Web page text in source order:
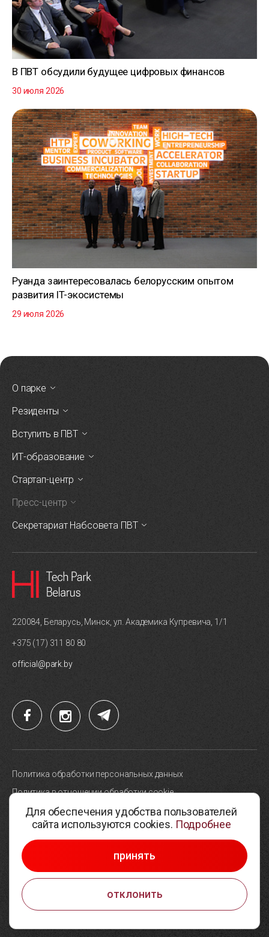
В ПВТ обсудили будущее цифровых финансов
30 июля 2026
Руанда заинтересовалась белорусским опытом
развития IT-экосистемы
29 июля 2026
О парке
Резиденты
Вступить в ПВТ
ИТ-образование
Стартап-центр
Пресс-центр
Секретариат Набсовета ПВТ
220084, Беларусь, Минск, ул. Академика Купревича, 1/1
+375 (17) 311 80 80
official@park.by
© 2005-2026, Парк высоких технологий
Разработка сайтов —Студия Борового
Политика обработки персональных данных
Политика в отношении обработки cookie
Карта сайта
Выбор настроек cookie
Для обеспечения удобства пользователей
сайта используются cookies. Подробнее
принять
отклонить